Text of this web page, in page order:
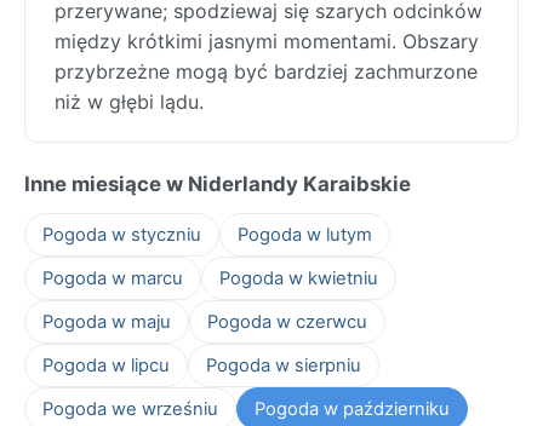
przerywane; spodziewaj się szarych odcinków
między krótkimi jasnymi momentami. Obszary
przybrzeżne mogą być bardziej zachmurzone
niż w głębi lądu.
Inne miesiące w Niderlandy Karaibskie
Pogoda w styczniu
Pogoda w lutym
Pogoda w marcu
Pogoda w kwietniu
Pogoda w maju
Pogoda w czerwcu
Pogoda w lipcu
Pogoda w sierpniu
Pogoda we wrześniu
Pogoda w październiku